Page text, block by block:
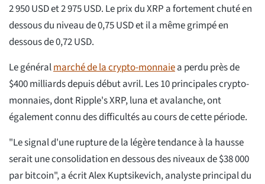
2 950 USD et 2 975 USD. Le prix du XRP a fortement chuté en
dessous du niveau de 0,75 USD et il a même grimpé en
dessous de 0,72 USD.
Le généralmarché de la crypto-monnaiea perdu près de
$400 milliards depuis début avril. Les 10 principales crypto-
monnaies, dont Ripple's XRP, luna et avalanche, ont
également connu des difficultés au cours de cette période.
"Le signal d'une rupture de la légère tendance à la hausse
serait une consolidation en dessous des niveaux de $38 000
par bitcoin", a écrit Alex Kuptsikevich, analyste principal du